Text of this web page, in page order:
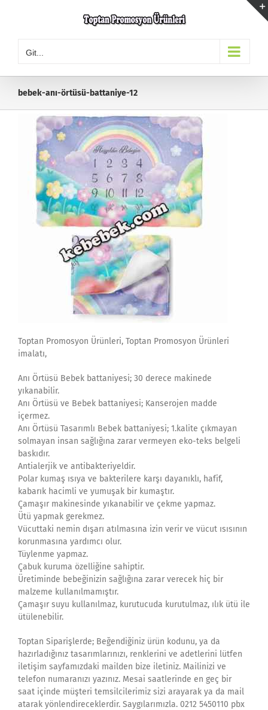
Git...
bebek-anı-örtüsü-battaniye-12
Toptan Promosyon Ürünleri, Toptan Promosyon Ürünleri
imalatı,
Anı Örtüsü Bebek battaniyesi; 30 derece makinede
yıkanabilir.
Anı Örtüsü ve Bebek battaniyesi; Kanserojen madde
içermez.
Anı Örtüsü Tasarımlı Bebek battaniyesi; 1.kalite çıkmayan
solmayan insan sağlığına zarar vermeyen eko-teks belgeli
baskıdır.
Antialerjik ve antibakteriyeldir.
Polar kumaş ısıya ve bakterilere karşı dayanıklı, hafif,
kabarık hacimli ve yumuşak bir kumaştır.
Çamaşır makinesinde yıkanabilir ve çekme yapmaz.
Ütü yapmak gerekmez.
Vücuttaki nemin dışarı atılmasına izin verir ve vücut ısısının
korunmasına yardımcı olur.
Tüylenme yapmaz.
Çabuk kuruma özelliğine sahiptir.
Üretiminde bebeğinizin sağlığına zarar verecek hiç bir
malzeme kullanılmamıştır.
Çamaşır suyu kullanılmaz, kurutucuda kurutulmaz, ılık ütü ile
ütülenebilir.
Toptan Siparişlerde; Beğendiğiniz ürün kodunu, ya da
hazırladığınız tasarımlarınızı, renklerini ve adetlerini lütfen
iletişim sayfamızdaki mailden bize iletiniz. Mailinizi ve
telefon numaranızı yazınız. Mesai saatlerinde en geç bir
saat içinde müşteri temsilcilerimiz sizi arayarak ya da mail
atarak yönlendireceklerdir. Saygılarımızla. 0212 5450110 pbx